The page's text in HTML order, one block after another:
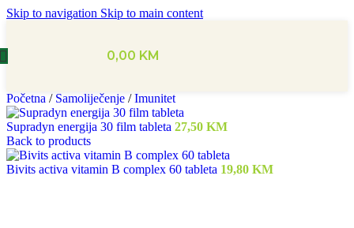
Skip to navigation Skip to main content
0,00 KM
Početna / Samoliječenje / Imunitet
Supradyn energija 30 film tableta 27,50 KM
Back to products
Bivits activa vitamin B complex 60 tableta 19,80 KM